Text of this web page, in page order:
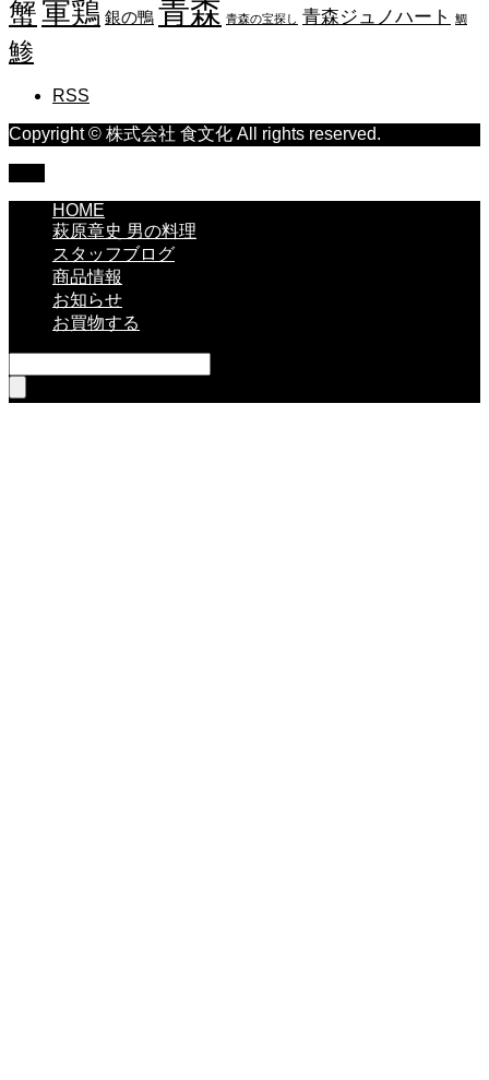
蟹軍鶏 銀の鴨 青森 青森の宝探し 青森ジュノハート 鯛
鯵
RSS
Copyright © 株式会社 食文化 All rights reserved.
HOME
萩原章史 男の料理
スタッフブログ
商品情報
お知らせ
お買物する